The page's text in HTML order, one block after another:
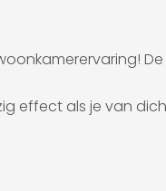
De
effect als je van